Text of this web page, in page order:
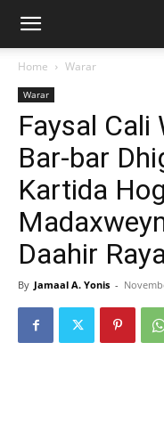
Home Warar
Warar
Faysal Cali
Bar-bar
Kartida
Daahir
By Jamaal A. Yonis -